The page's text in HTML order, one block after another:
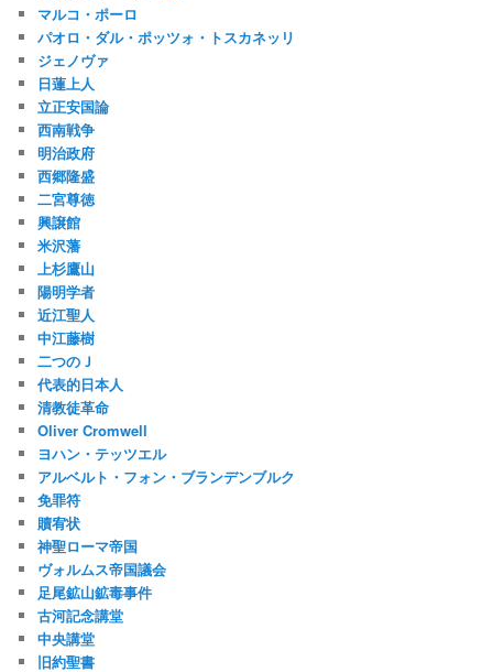
マルコ・ポーロ
パオロ・ダル・ポッツォ・トスカネッリ
ジェノヴァ
日蓮上人
立正安国論
西南戦争
明治政府
西郷隆盛
二宮尊徳
興譲館
米沢藩
上杉鷹山
陽明学者
近江聖人
中江藤樹
二つのＪ
代表的日本人
清教徒革命
Oliver Cromwell
ヨハン・テッツエル
アルベルト・フォン・ブランデンブルク
免罪符
贖宥状
神聖ローマ帝国
ヴォルムス帝国議会
足尾鉱山鉱毒事件
古河記念講堂
中央講堂
旧約聖書